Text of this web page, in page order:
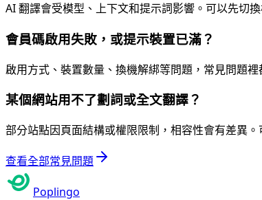
AI 翻譯會受模型、上下文和提示詞影響。可以先切
會員碼啟用失敗，或提示裝置已滿？
啟用方式、裝置數量、換機解綁等問題，常見問題裡
某個網站用不了劃詞或全文翻譯？
部分站點因頁面結構或權限限制，相容性會有差異
查看全部常見問題
Poplingo